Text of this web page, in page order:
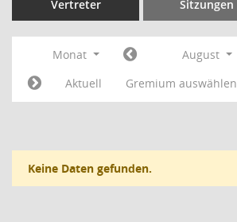
Vertreter Sitzungen
Monat August
Aktuell
Gremium auswählen
Keine Daten gefunden.